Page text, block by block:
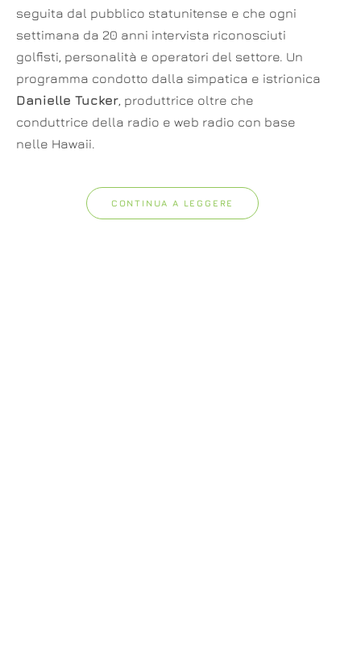
seguita dal pubblico statunitense e che ogni
settimana da 20 anni intervista riconosciuti
golfisti, personalità e operatori del settore. Un
programma condotto dalla simpatica e istrionica
Danielle Tucker, produttrice oltre che
conduttrice della radio e web radio con base
nelle Hawaii.
CONTINUA A LEGGERE